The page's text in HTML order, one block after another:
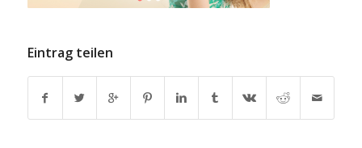
Eintrag teilen